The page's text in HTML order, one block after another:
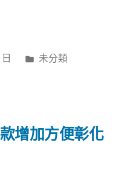
分
未分類
增加方便彰化